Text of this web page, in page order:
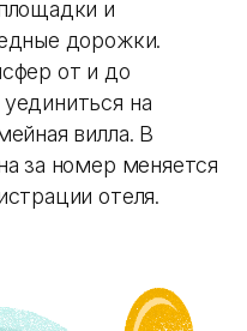
и
дорожки.
от и до
на
вилла. В
за номер меняется
отеля.